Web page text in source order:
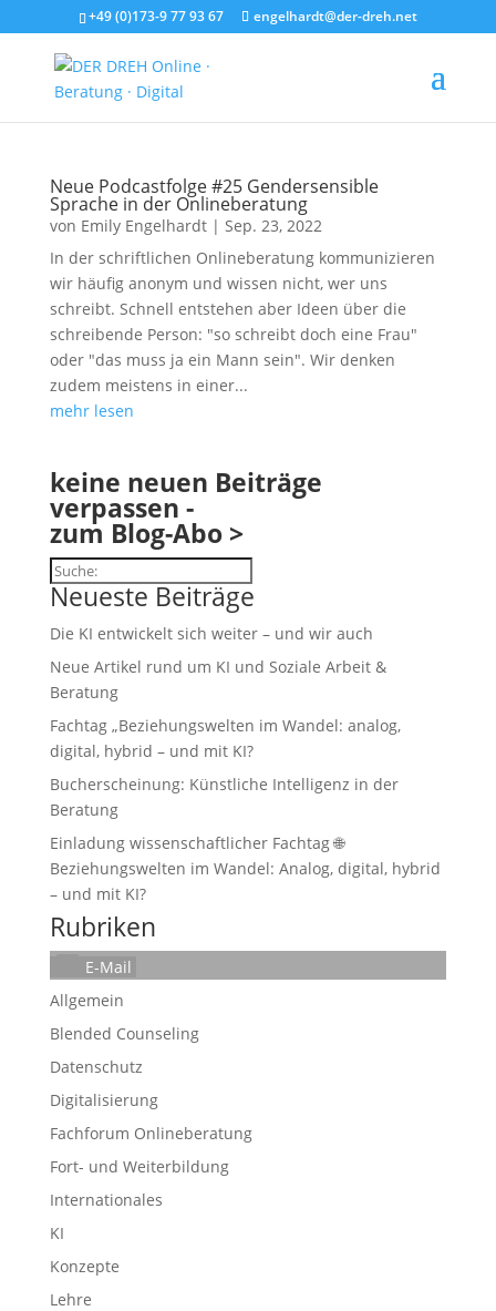
+49 (0)173-9 77 93 67 engelhardt@der-dreh.net
Neue Podcastfolge #25 Gendersensible
Sprache in der Onlineberatung
von Emily Engelhardt| Sep. 23, 2022
In der schriftlichen Onlineberatung kommunizieren
wir häufig anonym und wissen nicht, wer uns
schreibt. Schnell entstehen aber Ideen über die
schreibende Person: "so schreibt doch eine Frau"
oder "das muss ja ein Mann sein". Wir denken
zudem meistens in einer...
mehr lesen
keine neuen Beiträge
verpassen -
zum Blog-Abo >
Suchen
Neueste Beiträge
Die KI entwickelt sich weiter – und wir auch
Neue Artikel rund um KI und Soziale Arbeit &
Beratung
Fachtag „Beziehungswelten im Wandel: analog,
digital, hybrid – und mit KI?
Bucherscheinung: Künstliche Intelligenz in der
Beratung
Einladung wissenschaftlicher Fachtag 🌐
Beziehungswelten im Wandel: Analog, digital, hybrid
– und mit KI?
Rubriken
E-Mail
Allgemein
Blended Counseling
Datenschutz
Digitalisierung
Fachforum Onlineberatung
Fort- und Weiterbildung
Internationales
KI
Konzepte
Lehre